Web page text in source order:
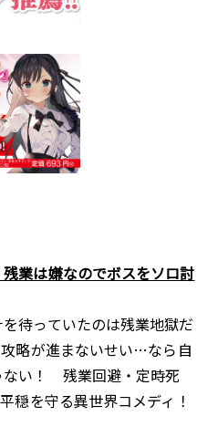
残業は嫌なのでボスをソロ討
待っていたのは残業地獄だ
略が進まないせい…なら自
ない！ 残業回避・定時死
穏を守る異世界コメディ！